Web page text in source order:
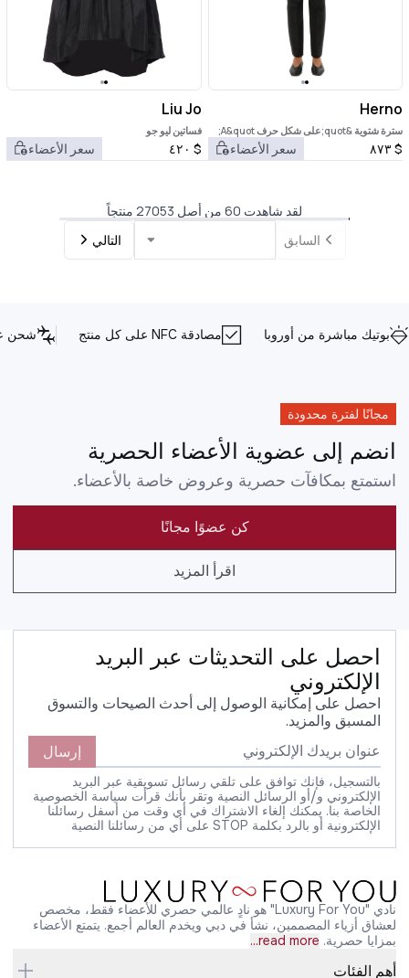
Herno
سترة شتوية &quot;على شكل حرف A&quot;
$٨٧٣ سعر الأعضاء
Liu Jo
فساتين ليو جو
$ ٤٢٠ سعر الأعضاء
لقد شاهدت 60 من أصل 27053 منتجاً
السابق
التالي
بوتيك مباشرة من أوروبا مصادقة NFC على كل منتج شحن
مجانًا لفترة محدودة
انضم إلى عضوية الأعضاء الحصرية
استمتع بمكافآت حصرية وعروض خاصة بالأعضاء.
كن عضوًا مجانًا
اقرأ المزيد
احصل على التحديثات عبر البريد
الإلكتروني
احصل على إمكانية الوصول إلى أحدث الصيحات والتسوق
المسبق والمزيد.
إرسال
بالتسجيل، فإنك توافق على تلقي رسائل تسويقية عبر البريد
الإلكتروني و/أو الرسائل النصية وتقر بأنك قرأت سياسة الخصوصية
الخاصة بنا. يمكنك إلغاء الاشتراك في أي وقت من أسفل رسائلنا
الإلكترونية أو بالرد بكلمة STOP على أي من رسائلنا النصية
نادي "Luxury For You" هو نادٍ عالمي حصري للأعضاء فقط، مخصص
لعشاق أزياء المصممين، نشأ في دبي ويخدم العالم أجمع. يتمتع الأعضاء
بمزايا حصرية. read more...
أهم الفئات